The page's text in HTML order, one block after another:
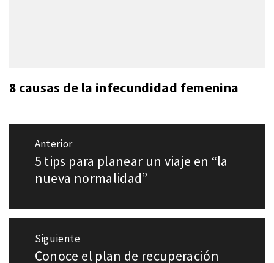
8 causas de la infecundidad femenina
Navegación
entradas
Anterior
Entrada
anterior:
5 tips para planear un viaje en “la
nueva normalidad”
Siguiente
Entrada
Conoce el plan de recuperación